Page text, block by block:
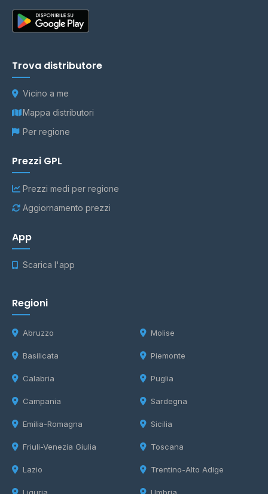
Trova distributore
Vicino a me
Mappa distributori
Per regione
Prezzi GPL
Prezzi medi per regione
Aggiornamento prezzi
App
Scarica l'app
Regioni
Abruzzo
Basilicata
Calabria
Campania
Emilia-Romagna
Friuli-Venezia Giulia
Lazio
Molise
Piemonte
Puglia
Sardegna
Sicilia
Toscana
Trentino-Alto Adige